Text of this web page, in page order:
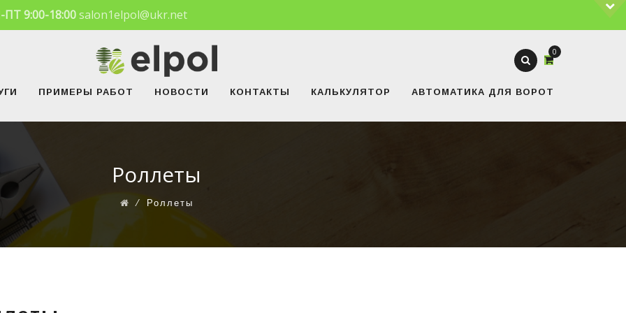
9:00-18:00salon1elpol@ukr.net
0
ПРИМЕРЫ РАБОТ НОВОСТИ КОНТАКТЫ КАЛЬКУЛЯТОР АВТОМАТИКА ДЛЯ ВОРОТ
Роллеты
⁄ Роллеты